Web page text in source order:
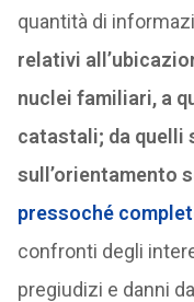
quantità di
relativi
nuclei familiari, a
catastali; da quelli
sull’orientamento
pressoché
confronti degli
pregiudizi e danni